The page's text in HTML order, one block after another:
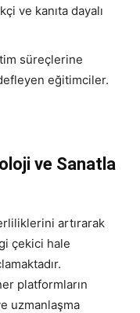
ve kanıta dayalı
süreçlerine
eğitimciler.
ve Sanatla
artırarak
çekici hale
platformların
uzmanlaşma